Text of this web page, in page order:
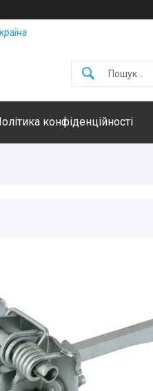
конфіденційності